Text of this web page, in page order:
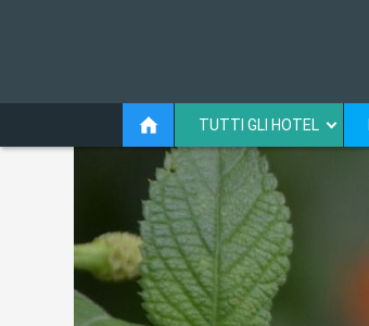
TUTTI GLI HOTEL